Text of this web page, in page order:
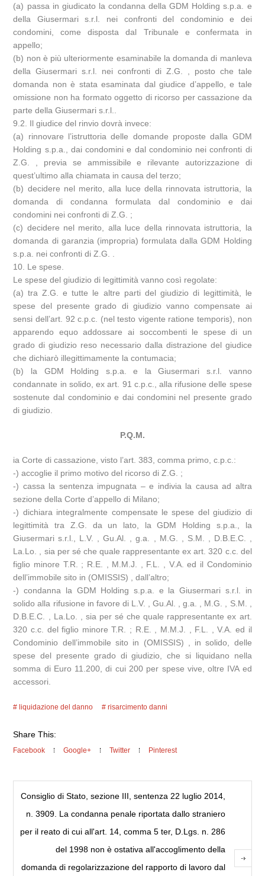
(a) passa in giudicato la condanna della GDM Holding s.p.a. e
della Giusermari s.r.l. nei confronti del condominio e dei
condomini, come disposta dal Tribunale e confermata in
appello;
(b) non è più ulteriormente esaminabile la domanda di manleva
della Giusermari s.r.l. nei confronti di Z.G. , posto che tale
domanda non è stata esaminata dal giudice d’appello, e tale
omissione non ha formato oggetto di ricorso per cassazione da
parte della Giusermari s.r.l..
9.2. Il giudice del rinvio dovrà invece:
(a) rinnovare l’istruttoria delle domande proposte dalla GDM
Holding s.p.a., dai condomini e dal condominio nei confronti di
Z.G. , previa se ammissibile e rilevante autorizzazione di
quest’ultimo alla chiamata in causa del terzo;
(b) decidere nel merito, alla luce della rinnovata istruttoria, la
domanda di condanna formulata dal condominio e dai
condomini nei confronti di Z.G. ;
(c) decidere nel merito, alla luce della rinnovata istruttoria, la
domanda di garanzia (impropria) formulata dalla GDM Holding
s.p.a. nei confronti di Z.G. .
10. Le spese.
Le spese del giudizio di legittimità vanno così regolate:
(a) tra Z.G. e tutte le altre parti del giudizio di legittimità, le
spese del presente grado di giudizio vanno compensate ai
sensi dell’art. 92 c.p.c. (nel testo vigente ratione temporis), non
apparendo equo addossare ai soccombenti le spese di un
grado di giudizio reso necessario dalla distrazione del giudice
che dichiarò illegittimamente la contumacia;
(b) la GDM Holding s.p.a. e la Giusermari s.r.l. vanno
condannate in solido, ex art. 91 c.p.c., alla rifusione delle spese
sostenute dal condominio e dai condomini nel presente grado
di giudizio.
P.Q.M.
ia Corte di cassazione, visto l’art. 383, comma primo, c.p.c.:
-) accoglie il primo motivo del ricorso di Z.G. ;
-) cassa la sentenza impugnata – e indivia la causa ad altra
sezione della Corte d’appello di Milano;
-) dichiara integralmente compensate le spese del giudizio di
legittimità tra Z.G. da un lato, la GDM Holding s.p.a., la
Giusermari s.r.l., L.V. , Gu.Al. , g.a. , M.G. , S.M. , D.B.E.C. ,
La.Lo. , sia per sé che quale rappresentante ex art. 320 c.c. del
figlio minore T.R. ; R.E. , M.M.J. , F.L. , V.A. ed il Condominio
dell’immobile sito in (OMISSIS) , dall’altro;
-) condanna la GDM Holding s.p.a. e la Giusermari s.r.l. in
solido alla rifusione in favore di L.V. , Gu.Al. , g.a. , M.G. , S.M. ,
D.B.E.C. , La.Lo. , sia per sé che quale rappresentante ex art.
320 c.c. del figlio minore T.R. ; R.E. , M.M.J. , F.L. , V.A. ed il
Condominio dell’immobile sito in (OMISSIS) , in solido, delle
spese del presente grado di giudizio, che si liquidano nella
somma di Euro 11.200, di cui 200 per spese vive, oltre IVA ed
accessori.
liquidazione del danno risarcimento danni
Share This:
Facebook Google+ Twitter Pinterest
Consiglio di Stato, sezione III, sentenza 22 luglio 2014,
n. 3909. La condanna penale riportata dallo straniero
per il reato di cui all'art. 14, comma 5 ter, D.Lgs. n. 286
del 1998 non è ostativa all'accoglimento della
domanda di regolarizzazione del rapporto di lavoro dal